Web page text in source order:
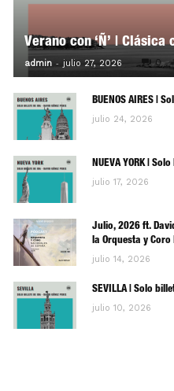
Verano con ‘Ñ’ | Clásica
admin - julio 27, 2026 0
BUENOS AIRES |
julio 24, 2026
NUEVA YORK |
julio 17, 2026
Julio, 2026 ft.
la Orquesta y Coro
julio 14, 2026
SEVILLA | Solo
julio 10, 2026